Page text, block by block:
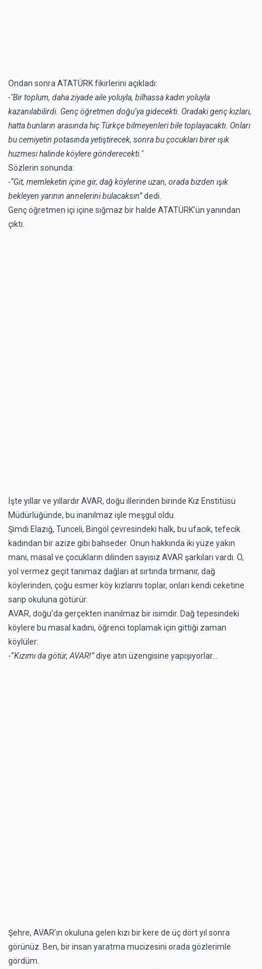
Ondan sonra ATATÜRK fikirlerini açıkladı:
-"Bir toplum, daha ziyade aile yoluyla, bilhassa kadın yoluyla
kazanılabilirdi. Genç öğretmen doğu’ya gidecekti. Oradaki genç kızları,
hatta bunların arasında hiç Türkçe bilmeyenleri bile toplayacaktı. Onları
bu cemiyetin potasında yetiştirecek, sonra bu çocukları birer ışık
huzmesi halinde köylere gönderecekti."
Sözlerin sonunda:
-“Git, memleketin içine gir, dağ köylerine uzan, orada bizden ışık
bekleyen yarının annelerini bulacaksın”dedi.
Genç öğretmen içi içine sığmaz bir halde ATATÜRK’ün yanından
çıktı.
İşte yıllar ve yıllardır AVAR, doğu illerinden birinde Kız Enstitüsü
Müdürlüğünde, bu inanılmaz işle meşgul oldu.
Şimdi Elazığ, Tunceli, Bingöl çevresindeki halk, bu ufacık, tefecik
kadından bir azize gibi bahseder. Onun hakkında iki yüze yakın
mani, masal ve çocukların dilinden sayısız AVAR şarkıları vardı. O,
yol vermez geçit tanımaz dağları at sırtında tırmanır, dağ
köylerinden, çoğu esmer köy kızlarını toplar, onları kendi ceketine
sarıp okuluna götürür.
AVAR, doğu’da gerçekten inanılmaz bir isimdir. Dağ tepesindeki
köylere bu masal kadını, öğrenci toplamak için gittiği zaman
köylüler:
-“Kızımı da götür, AVAR!”diye atın üzengisine yapışıyorlar...
Şehre, AVAR’ın okuluna gelen kızı bir kere de üç dört yıl sonra
görünüz. Ben, bir insan yaratma mucizesini orada gözlerimle
gördüm.